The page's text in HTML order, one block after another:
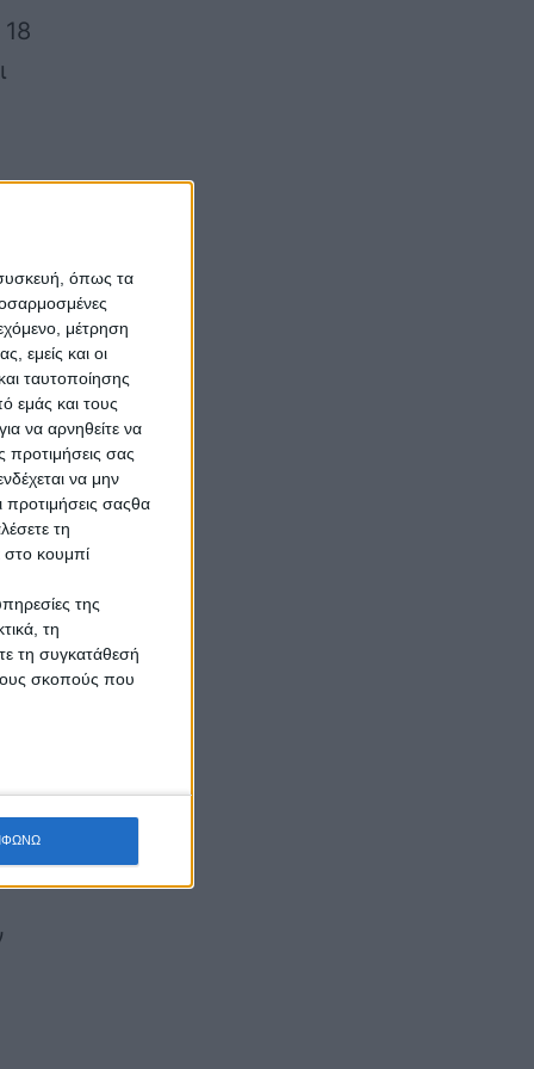
όπως τα
μέτρηση
εμείς και οι
ταυτοποίησης
εμάς και τους
να αρνηθείτε να
προτιμήσεις σας
να μην
προτιμήσεις σαςθα
τη
στο κουμπί
της
τη
τη συγκατάθεσή
σκοπούς που